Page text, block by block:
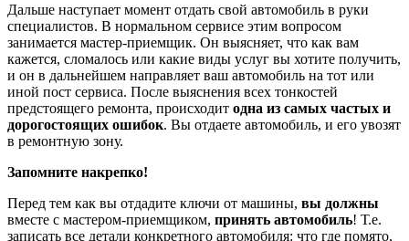
Дальше наступает момент отдать свой автомобиль в руки
специалистов. В нормальном сервисе этим вопросом
занимается мастер-приемщик. Он выясняет, что как вам
кажется, сломалось или какие виды услуг вы хотите получить,
и он в дальнейшем направляет ваш автомобиль на тот или
иной пост сервиса. После выяснения всех тонкостей
предстоящего ремонта, происходит одна из самых частых и
дорогостоящих ошибок. Вы отдаете автомобиль, и его увозят
в ремонтную зону.
Запомните накрепко!
Перед тем как вы отдадите ключи от машины, вы должны
вместе с мастером-приемщиком, принять автомобиль! Т.е.
записать все детали конкретного автомобиля: что где помято,